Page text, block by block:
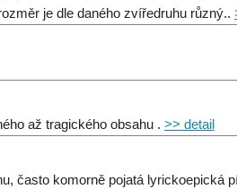
je dle daného zvíředruhu různý..
až tragického obsahu . >> detail
často komorně pojatá lyrickoepická